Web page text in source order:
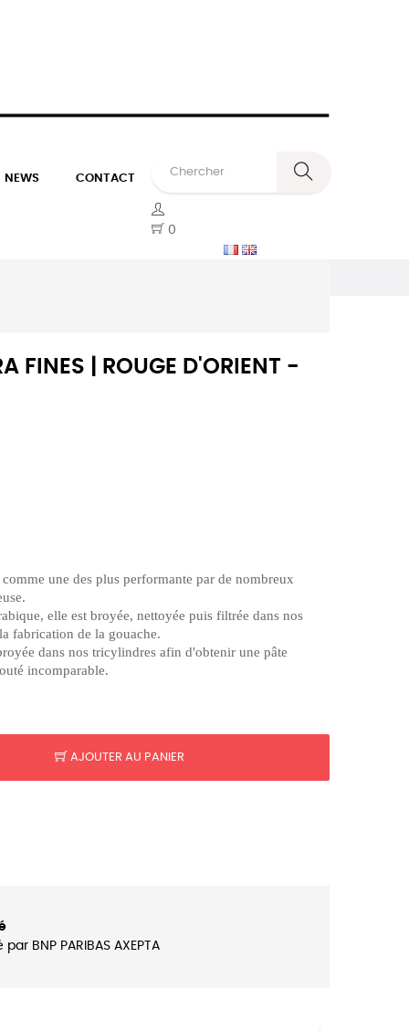
NEWS CONTACT
0
FINES | ROUGE D'ORIENT -
une des plus performante par de nombreux
elle est broyée, nettoyée puis filtrée dans nos
fabrication de la gouache.
dans nos tricylindres afin d'obtenir une pâte
incomparable.
AJOUTER AU PANIER
BNP PARIBAS AXEPTA